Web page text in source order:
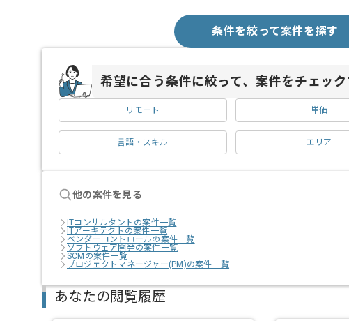
条件を絞って案件を探す
希望に合う条件に絞って、案件をチェック
リモート 単価
言語・スキル エリア
他の案件を見る
ITコンサルタントの案件一覧
ITアーキテクトの案件一覧
ベンダーコントロールの案件一覧
ソフトウェア開発の案件一覧
SCMの案件一覧
プロジェクトマネージャー(PM)の案件一覧
あなたの閲覧履歴